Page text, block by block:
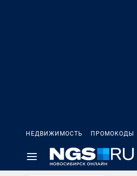
НЕДВИЖИМОСТЬ ПРОМОКОДЫ